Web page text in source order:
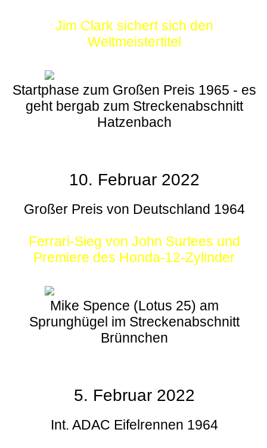
Jim Clark sichert sich den
Weltmeistertitel
Startphase zum Großen Preis 1965 - es
geht bergab zum Streckenabschnitt
Hatzenbach
10. Februar 2022
Großer Preis von Deutschland 1964
Ferrari-Sieg von John Surtees und
Premiere des Honda-12-Zylinder
Mike Spence (Lotus 25) am
Sprunghügel im Streckenabschnitt
Brünnchen
5. Februar 2022
Int. ADAC Eifelrennen 1964